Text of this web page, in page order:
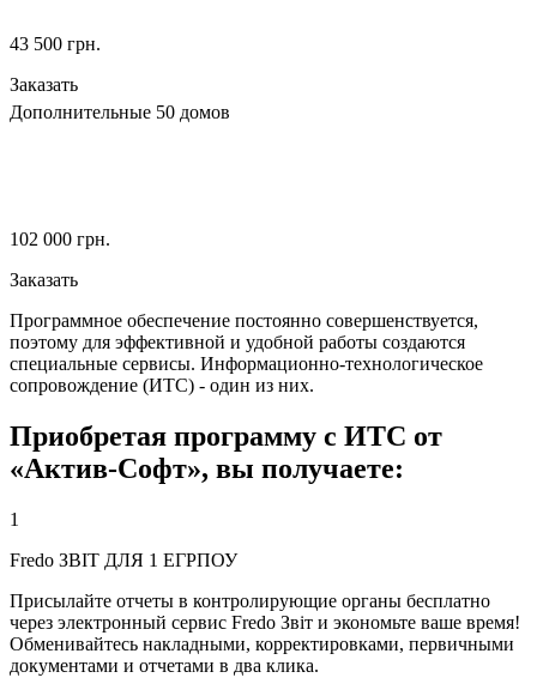
43 500 грн.
Заказать
Дополнительные 50 домов
102 000 грн.
Заказать
Программное обеспечение постоянно совершенствуется,
поэтому для эффективной и удобной работы создаются
специальные сервисы. Информационно-технологическое
сопровождение (ИТС) - один из них.
Приобретая программу с ИТС от
«Актив-Софт», вы получаете:
1
Fredo ЗВІТ ДЛЯ 1 ЕГРПОУ
Присылайте отчеты в контролирующие органы бесплатно
через электронный сервис Fredo Звіт и экономьте ваше время!
Обменивайтесь накладными, корректировками, первичными
документами и отчетами в два клика.